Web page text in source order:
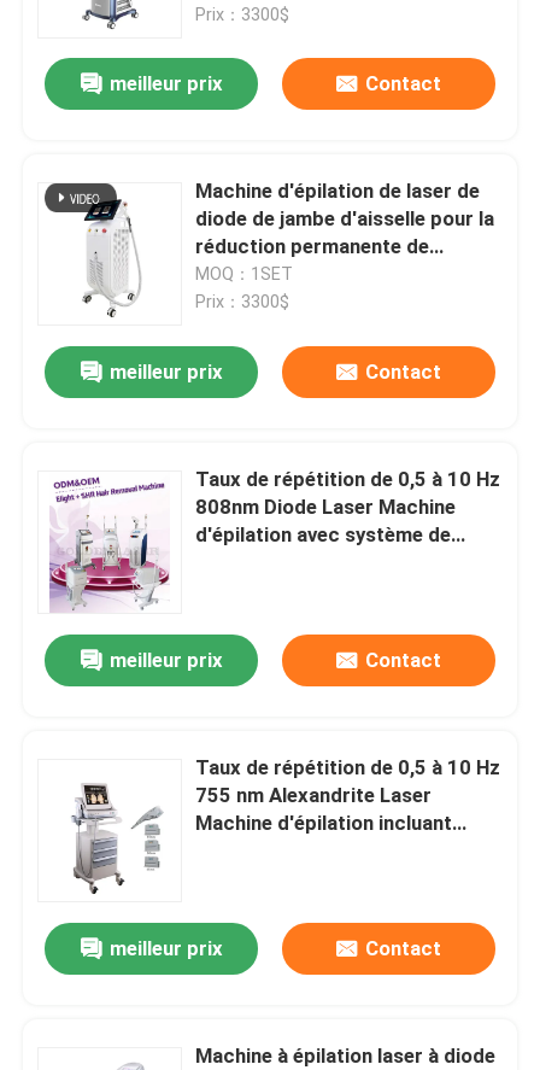
Prix：3300$
meilleur prix Contact
Machine d'épilation de laser de
diode de jambe d'aisselle pour la
réduction permanente de
cheveux de corps de clinique
MOQ：1SET
Prix：3300$
meilleur prix Contact
Taux de répétition de 0,5 à 10 Hz
808nm Diode Laser Machine
d'épilation avec système de
meilleur prix
Contact
Taux de répétition de 0,5 à 10 Hz
755 nm Alexandrite Laser
Machine d'épilation incluant
meilleur prix
Contact
Machine à épilation laser à diode